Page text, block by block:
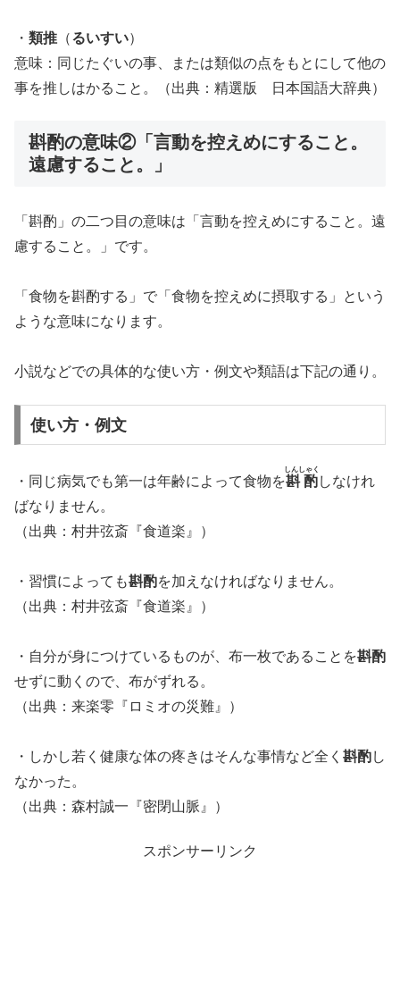
・ 類推 （るいすい）
意味：同じたぐいの事、または類似の点をもとにして他の
事を推しはかること。（出典：精選版 日本国語大辞典）
斟酌の意味②「言動を控えめにすること。
遠慮すること。」
「斟酌」の二つ目の意味は「言動を控えめにすること。遠
慮すること。」です。
「食物を斟酌する」で「食物を控えめに摂取する」という
ような意味になります。
小説などでの具体的な使い方・例文や類語は下記の通り。
使い方・例文
・同じ病気でも第一は年齢によって食物を斟酌
しんしゃく
しなけれ
ばなりません。
（出典：村井弦斎『食道楽』）
・習慣によっても斟酌を加えなければなりません。
（出典：村井弦斎『食道楽』）
・自分が身につけているものが、布一枚であることを斟酌
せずに動くので、布がずれる。
（出典：来楽零『ロミオの災難』）
・しかし若く健康な体の疼きはそんな事情など全く 斟酌し
なかった。
（出典：森村誠一『密閉山脈』）
スポンサーリンク